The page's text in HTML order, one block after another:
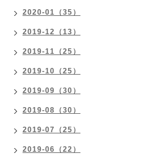
2020-01（35）
2019-12（13）
2019-11（25）
2019-10（25）
2019-09（30）
2019-08（30）
2019-07（25）
2019-06（22）